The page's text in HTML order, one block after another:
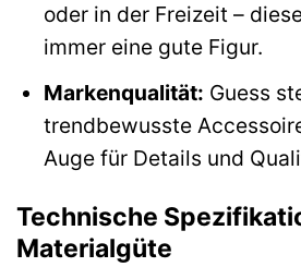
oder in der Freizeit –
immer eine gute Figur.
Markenqualität: Guess
trendbewusste
Auge für Details und
Technische
Materialgüte